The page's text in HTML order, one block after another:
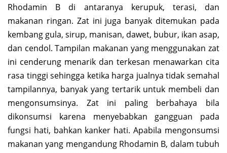
Rhodamin B di antaranya kerupuk, terasi, dan
makanan ringan. Zat ini juga banyak ditemukan pada
kembang gula, sirup, manisan, dawet, bubur, ikan asap,
dan cendol. Tampilan makanan yang menggunakan zat
ini cenderung menarik dan terkesan menawarkan cita
rasa tinggi sehingga ketika harga jualnya tidak semahal
tampilannya, banyak yang tertarik untuk membeli dan
mengonsumsinya. Zat ini paling berbahaya bila
dikonsumsi karena menyebabkan gangguan pada
fungsi hati, bahkan kanker hati. Apabila mengonsumsi
makanan yang mengandung Rhodamin B, dalam tubuh